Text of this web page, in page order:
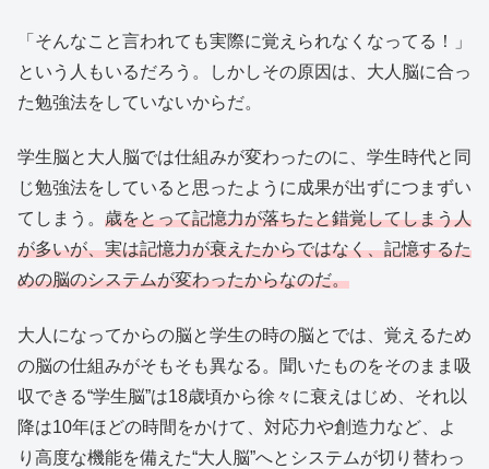
「そんなこと言われても実際に覚えられなくなってる！」
という人もいるだろう。しかしその原因は、大人脳に合っ
た勉強法をしていないからだ。
学生脳と大人脳では仕組みが変わったのに、学生時代と同
じ勉強法をしていると思ったように成果が出ずにつまずい
てしまう。 歳をとって記憶力が落ちたと錯覚してしまう人
が多いが、実は記憶力が衰えたからではなく、記憶するた
めの脳のシステムが変わったからなのだ。
大人になってからの脳と学生の時の脳とでは、覚えるため
の脳の仕組みがそもそも異なる。聞いたものをそのまま吸
収できる“学生脳”は18歳頃から徐々に衰えはじめ、それ以
降は10年ほどの時間をかけて、対応力や創造力など、よ
り高度な機能を備えた“大人脳”へとシステムが切り替わっ